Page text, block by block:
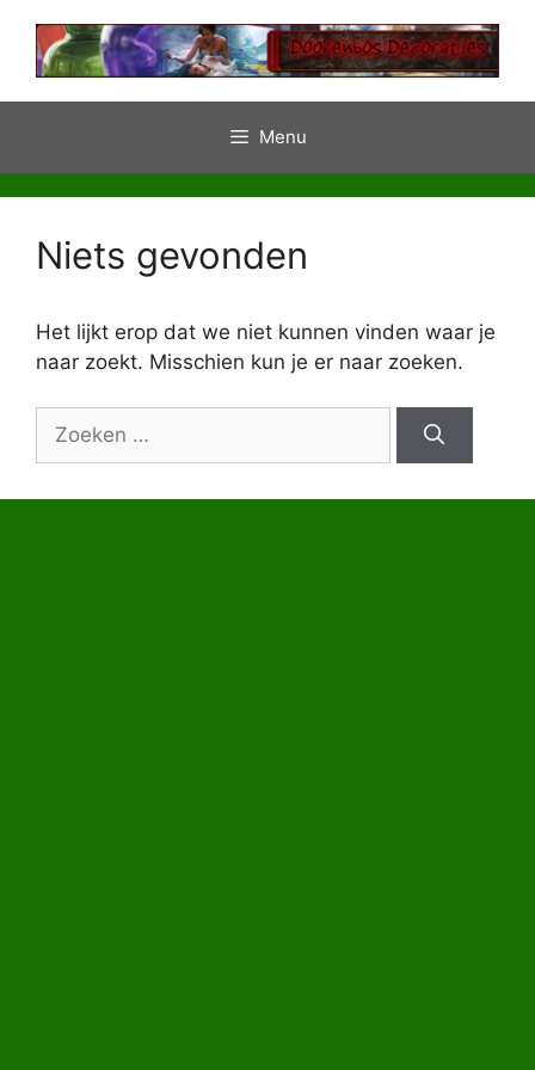
naar
inhoud
Menu
Niets gevonden
Het lijkt erop dat we niet kunnen vinden waar je
naar zoekt. Misschien kun je er naar zoeken.
Zoek